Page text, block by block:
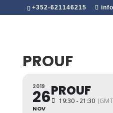
+352-621146215
PROUF
2019
26
NOV
PROUF
19:30 - 21:30